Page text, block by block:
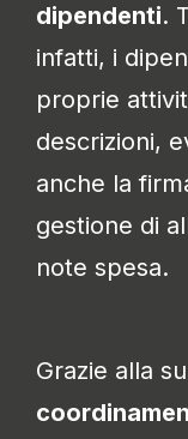
dipendenti.
infatti, i
proprie
descrizioni,
anche la
gestione di
note spesa.
Grazie alla